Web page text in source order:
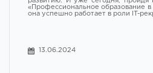
«Профессиональное образование
она успешно работает в роли IT-
13.06.2024